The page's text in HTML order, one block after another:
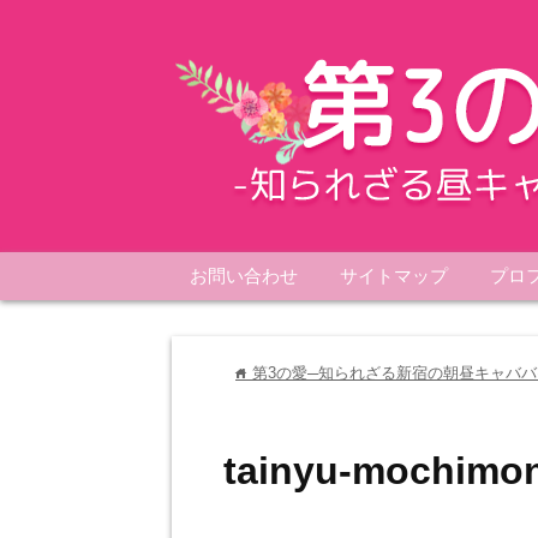
お問い合わせ サイトマップ プロ
home 第3の愛─知られざる新宿の朝昼キャバ
tainyu-